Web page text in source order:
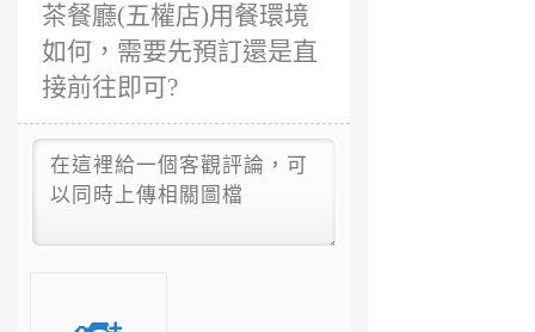
茶餐廳(五權店)用餐環境
如何，需要先預訂還是直
接前往即可?